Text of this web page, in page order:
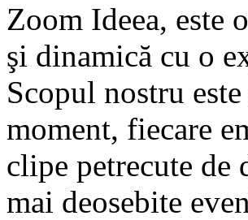
Zoom Ideea, este
şi dinamică cu o
Scopul nostru
moment, fiecare
clipe petrecute de
mai deosebite